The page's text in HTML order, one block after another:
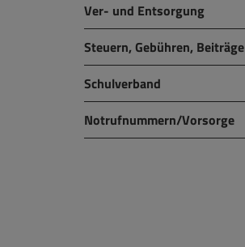
Ver- und Entsorgung
Steuern, Gebühren, Beiträge
Schulverband
Notrufnummern/Vorsorge